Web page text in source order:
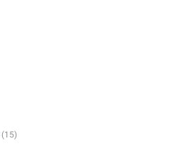
(15)